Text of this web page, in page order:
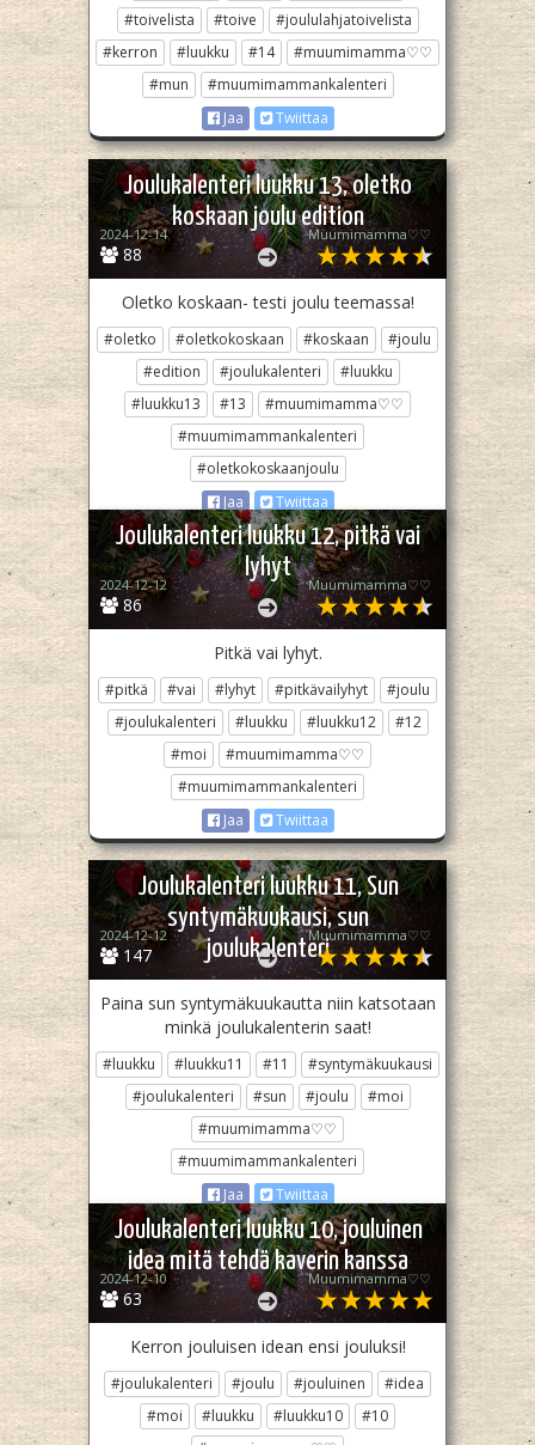
#toivelista
#toive
#joululahjatoivelista
#kerron
#luukku #14
#muumimamma♡♡
#mun
#muumimammankalenteri
Jaa
Twiittaa
Joulukalenteri luukku 13, oletko
koskaan joulu edition
88
2024-12-14 Muumimamma♡♡
Oletko koskaan- testi joulu teemassa!
#oletko #oletkokoskaan #koskaan
#joulu
#edition
#joulukalenteri
#luukku
#luukku13
#13
#muumimamma♡♡
#muumimammankalenteri
#oletkokoskaanjoulu
Jaa
Twiittaa
Joulukalenteri luukku 12, pitkä vai
lyhyt
86
2024-12-12 Muumimamma♡♡
Pitkä vai lyhyt.
#pitkä #vai #lyhyt #pitkävailyhyt
#joulu
#joulukalenteri
#luukku #luukku12
#12
#moi
#muumimamma♡♡
#muumimammankalenteri
Jaa
Twiittaa
Joulukalenteri luukku 11, Sun
syntymäkuukausi, sun
joulukalenteri
147
2024-12-12 Muumimamma♡♡
Paina sun syntymäkuukautta niin katsotaan
minkä joulukalenterin saat!
#luukku #luukku11 #11
#syntymäkuukausi
#joulukalenteri
#sun #joulu
#moi
#muumimamma♡♡
#muumimammankalenteri
Jaa
Twiittaa
Joulukalenteri luukku 10, jouluinen
idea mitä tehdä kaverin kanssa
63
2024-12-10 Muumimamma♡♡
Kerron jouluisen idean ensi jouluksi!
#joulukalenteri #joulu #jouluinen
#idea
#moi
#luukku #luukku10
#10